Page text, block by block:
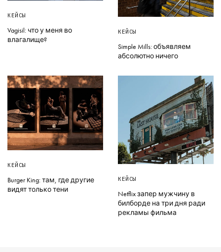
КЕЙСЫ
Vagisil: что у меня во
влагалище?
КЕЙСЫ
Simple Mills: объявляем
абсолютно ничего
КЕЙСЫ
Burger King: там, где другие
видят только тени
КЕЙСЫ
Netflix запер мужчину в
билборде на три дня ради
рекламы фильма